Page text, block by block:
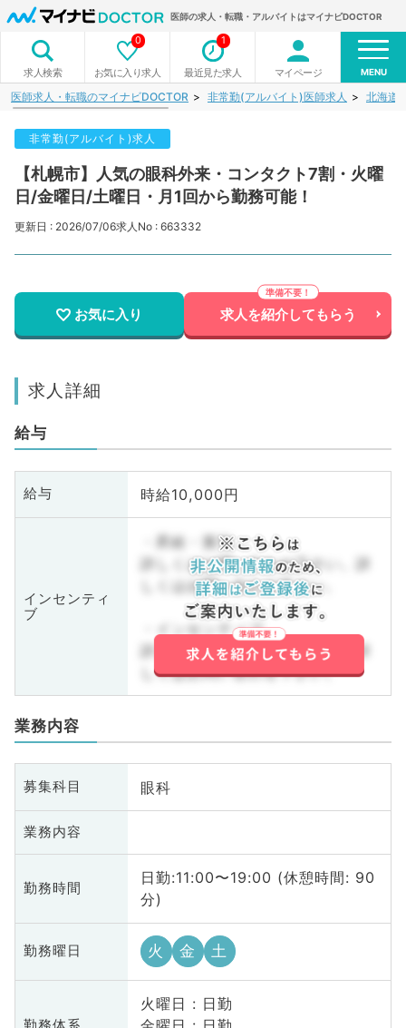
医師の求人・転職・アルバイトはマイナビDOCTOR
求人検索 お気に入り求人
0
最近見た求人
1
マイページ MENU
医師求人・転職のマイナビDOCTOR 非常勤(アルバイト)医師求人 北海道
非常勤(アルバイト)求人
【札幌市】人気の眼科外来・コンタクト7割・火曜
日/金曜日/土曜日・月1回から勤務可能！
更新日 : 2026/07/06求人No : 663332
お気に入り 求人を紹介してもらう
求人詳細
給与
給与 時給10,000円
インセンティ
ブ
・昇給・賞与
詳しくはお問い合わせ下さい。詳
しくはお問い合わせ下さい。
・インセンティブ
詳しくはお問い合わせ下さい。詳
しくはお問い合わせ下さい。
業務内容
募集科目 眼科
業務内容
勤務時間
日勤:11:00〜19:00 (休憩時間: 90
分)
勤務曜日 火 金 土
火曜日 : 日勤